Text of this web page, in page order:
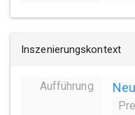
Inszenierungskontext
Aufführung